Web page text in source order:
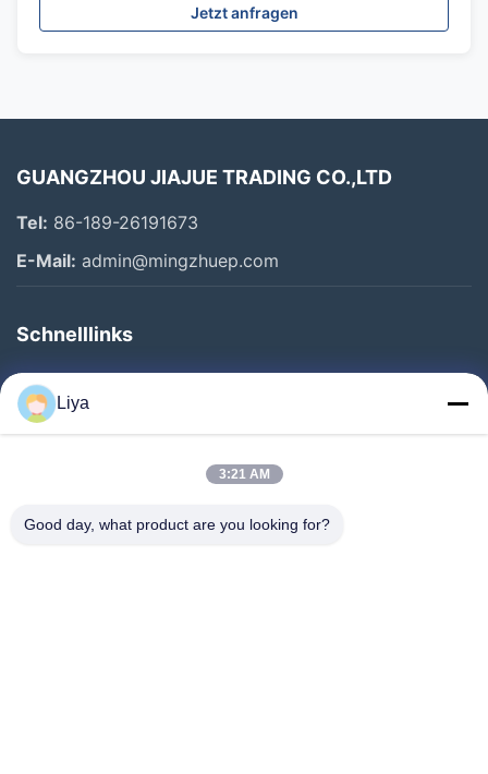
Jetzt anfragen
GUANGZHOU JIAJUE TRADING CO.,LTD
Tel: 86-189-26191673
E-Mail: admin@mingzhuep.com
Schnelllinks
Zu Hause
Produkte
Qualitätskontrolle
Liya
3:21 AM
Good day, what product are you looking for?